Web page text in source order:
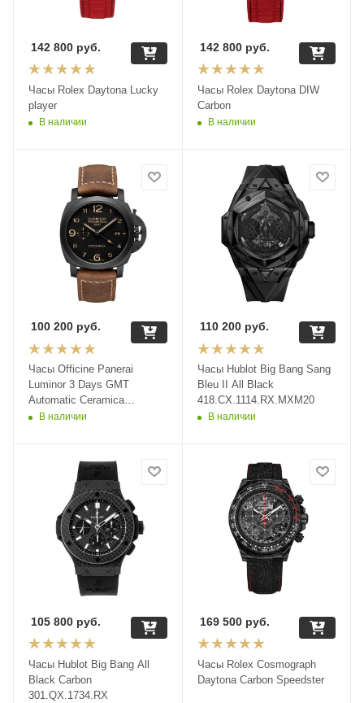
Часы Rolex Daytona Lucky
player
В наличии
142 800 руб.
Часы Rolex Daytona DIW
Carbon
В наличии
142 800руб.
Часы Officine Panerai
Luminor 3 Days GMT
Automatic Ceramica
PAM00441
В наличии
100 200 руб.
Часы Hublot Big Bang Sang
Bleu II All Black
418.CX.1114.RX.MXM20
В наличии
110 200руб.
Часы Hublot Big Bang All
Black Carbon
301.QX.1734.RX
105 800 руб.
Часы Rolex Cosmograph
Daytona Carbon Speedster
169 500руб.